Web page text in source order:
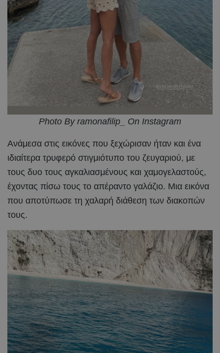
Photo By ramonafilip_ On Instagram
Ανάμεσα στις εικόνες που ξεχώρισαν ήταν και ένα
ιδιαίτερα τρυφερό στιγμιότυπο του ζευγαριού, με
τους δυο τους αγκαλιασμένους και χαμογελαστούς,
έχοντας πίσω τους το απέραντο γαλάζιο. Μια εικόνα
που αποτύπωσε τη χαλαρή διάθεση των διακοπών
τους.